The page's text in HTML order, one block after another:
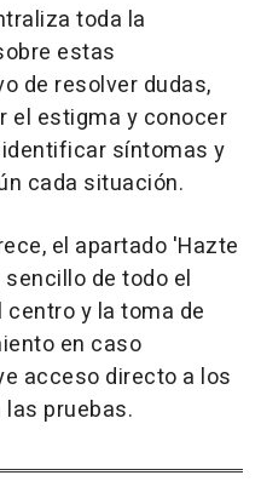
toda la
estas
de resolver dudas,
el estigma y conocer
síntomas y
cada situación.
el apartado 'Hazte
de todo el
y la toma de
en caso
acceso directo a los
pruebas.